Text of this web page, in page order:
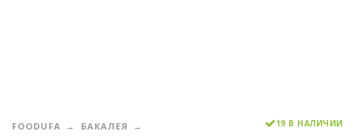
FOODUFA
БАКАЛЕЯ
19 В НАЛИЧИИ